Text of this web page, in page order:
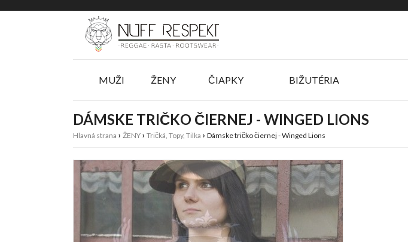
Menu
MUŽI ŽENY ČIAPKY BIŽUTÉRIA
DÁMSKE TRIČKO ČIERNEJ - WINGED LIONS
Hlavná strana › ŽENY › Tričká, Topy, Tilka › Dámske tričko čiernej - Winged Lions